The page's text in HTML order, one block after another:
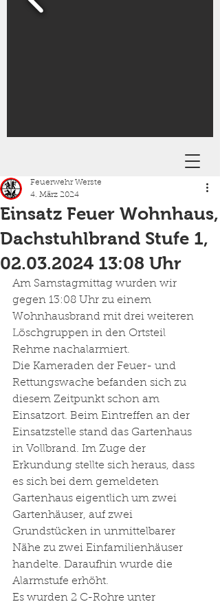
Einsatz Feuer Wohnhaus,
Dachstuhlbrand Stufe 1,
02.03.2024 13:08 Uhr
Feuerwehr Werste
4. März 2024
Am Samstagmittag wurden wir
gegen 13:08 Uhr zu einem
Wohnhausbrand mit drei weiteren
Löschgruppen in den Ortsteil
Rehme nachalarmiert.
Die Kameraden der Feuer- und
Rettungswache befanden sich zu
diesem Zeitpunkt schon am
Einsatzort. Beim Eintreffen an der
Einsatzstelle stand das Gartenhaus
in Vollbrand. Im Zuge der
Erkundung stellte sich heraus, dass
es sich bei dem gemeldeten
Gartenhaus eigentlich um zwei
Gartenhäuser, auf zwei
Grundstücken in unmittelbarer
Nähe zu zwei Einfamilienhäuser
handelte. Daraufhin wurde die
Alarmstufe erhöht.
Es wurden 2 C-Rohre unter